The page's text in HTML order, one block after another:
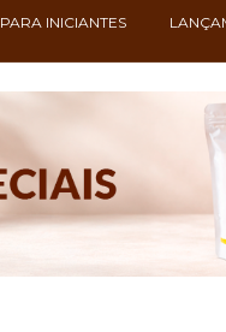
PARA INICIANTES